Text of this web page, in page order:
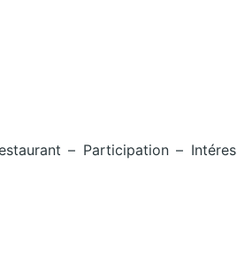
– Participation –